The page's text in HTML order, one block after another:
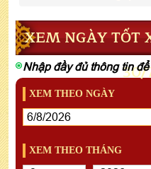
XEM NGÀY TỐT
30/
Nhập đầy đủ thông tin
XEM THEO NGÀY
XEM THEO THÁNG